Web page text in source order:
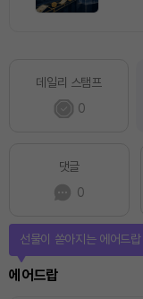
데일리 스탬프
0
댓글
0
퀴즈
퀴즈풀고 선물 받자!